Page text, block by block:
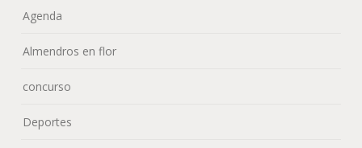
Agenda
Almendros en flor
concurso
Deportes